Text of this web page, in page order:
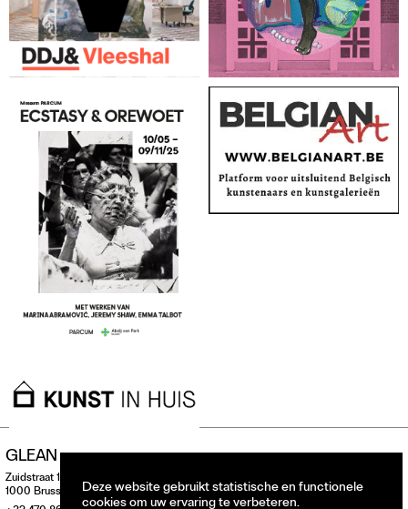
GLEAN
Zuidstraat 146
1000 Brussel, BelgiëDeze website gebruikt statistische en functionele
cookies om uw ervaring te verbeteren.